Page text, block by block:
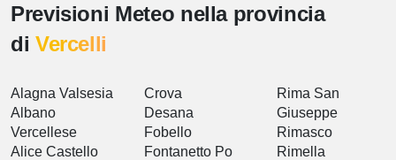
Previsioni Meteo nella provincia
di Vercelli
Alagna Valsesia
Albano
Vercellese
Alice Castello
Crova
Desana
Fobello
Fontanetto Po
Rima San
Giuseppe
Rimasco
Rimella